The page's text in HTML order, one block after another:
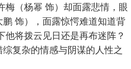
梅（杨幂 饰）却面露悲情，眼
饰），面露惊愕难道知道背
将拨云见日还是再布迷阵？
复杂的情感与阴谋的人性之